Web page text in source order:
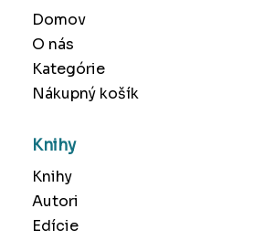
Domov
O nás
Kategórie
Nákupný košík
Knihy
Knihy
Autori
Edície